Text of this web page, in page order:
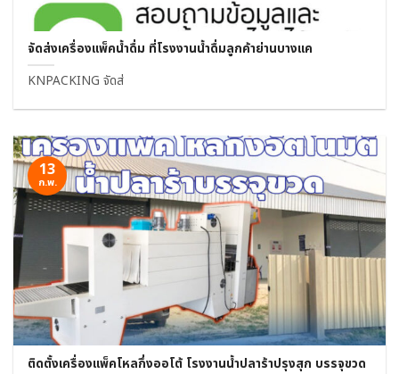
จัดส่งเครื่องแพ็คน้ำดื่ม ที่โรงงานน้ำดื่มลูกค้าย่านบางแค
KNPACKING จัดส่
ติดตั้งเครื่องแพ็คโหลกึ่งออโต้ โรงงานน้ำปลาร้าปรุงสุก บรรจุขวด
13
ก.พ.